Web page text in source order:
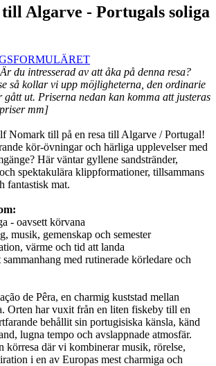
Algarve - Portugals soliga
du intresserad av att åka på denna resa?
så kollar vi upp möjligheterna, den ordinarie
ut. Priserna nedan kan komma att justeras
mm]
Nomark till på en resa till Algarve / Portugal!
kör-övningar och härliga upplevelser med
Här väntar gyllene sandstränder,
spektakulära klippformationer, tillsammans
fantastisk mat.
- oavsett körvana
musik, gemenskap och semester
värme och tid att landa
med rutinerade körledare och
de Pêra, en charmig kuststad mellan
Orten har vuxit från en liten fiskeby till en
behållit sin portugisiska känsla, känd
lugna tempo och avslappnade atmosfär.
körresa där vi kombinerar musik, rörelse,
i en av Europas mest charmiga och